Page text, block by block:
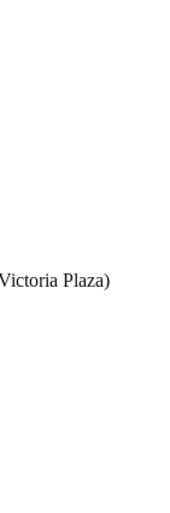
Plaza)